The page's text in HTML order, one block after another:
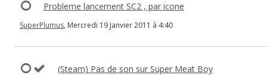
Probleme lancement SC2 , par icone
SuperPlumus, Mercredi 19 Janvier 2011 à 4:40
(Steam) Pas de son sur Super Meat Boy